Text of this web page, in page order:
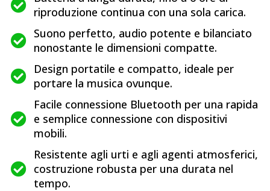
riproduzione continua con una sola carica.
Suono perfetto, audio potente e bilanciato
nonostante le dimensioni compatte.
Design portatile e compatto, ideale per
portare la musica ovunque.
Facile connessione Bluetooth per una rapida
e semplice connessione con dispositivi
mobili.
Resistente agli urti e agli agenti atmosferici,
costruzione robusta per una durata nel
tempo.